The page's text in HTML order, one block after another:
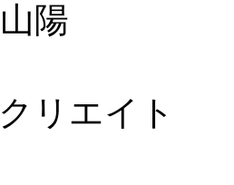
陽
リエイト